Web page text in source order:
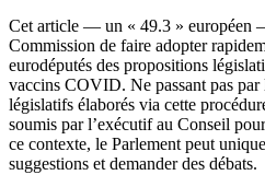
Cet article — un « 49.3 » européen
Commission de faire adopter
eurodéputés des propositions
vaccins COVID. Ne passant pas par
législatifs élaborés via cette
soumis par l’exécutif au Conseil
ce contexte, le Parlement peut
suggestions et demander des débats.